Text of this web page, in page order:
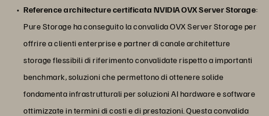
Reference architecture certificata NVIDIA OVX Server Storage:
Pure Storage ha conseguito la convalida OVX Server Storage per
offrire a clienti enterprise e partner di canale architetture
storage flessibili di riferimento convalidate rispetto a importanti
benchmark, soluzioni che permettono di ottenere solide
fondamenta infrastrutturali per soluzioni AI hardware e software
ottimizzate in termini di costi e di prestazioni. Questa convalida